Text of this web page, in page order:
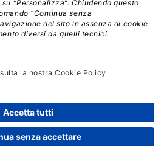
di recesso
policy
e condizioni d'uso